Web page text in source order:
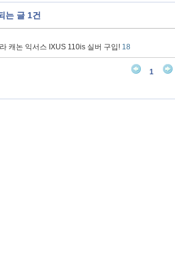
는 글 1건
캐논 익서스 IXUS 110is 실버 구입! 18
1